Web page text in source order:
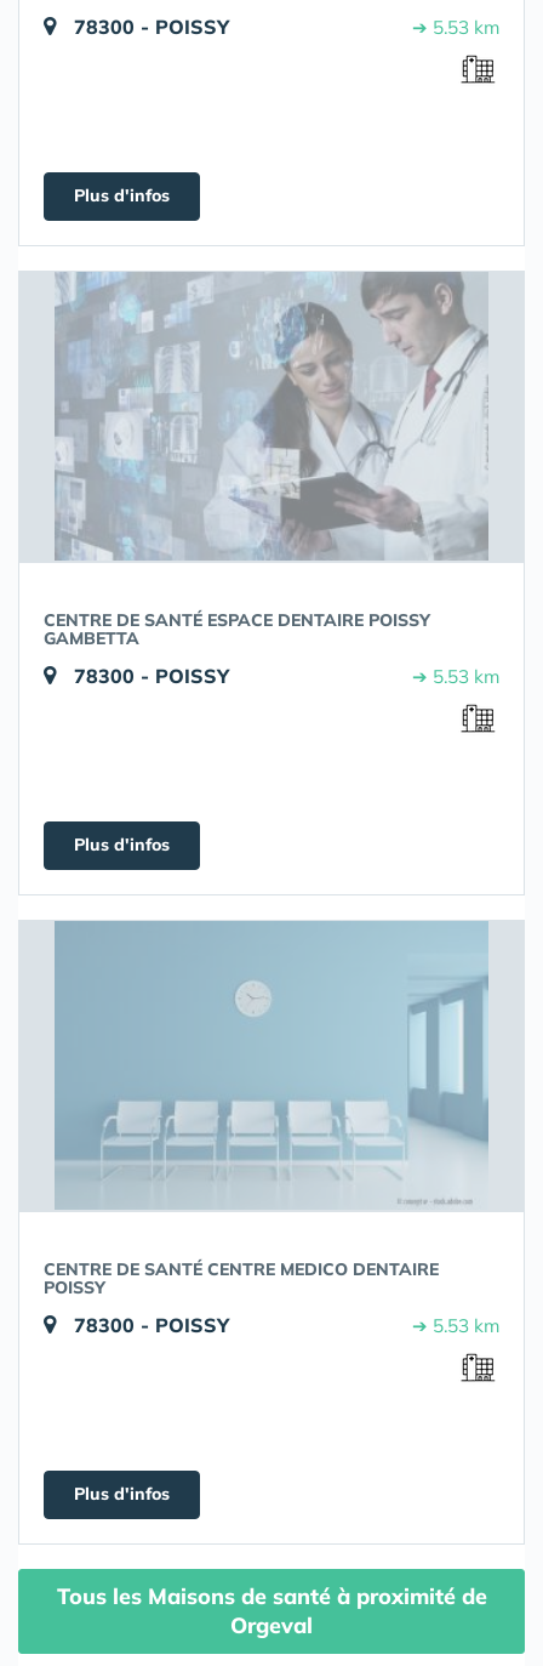
78300 - POISSY ➔ 5.53 km
Plus d'infos
CENTRE DE SANTÉ ESPACE DENTAIRE POISSY
GAMBETTA
78300 - POISSY ➔ 5.53 km
Plus d'infos
CENTRE DE SANTÉ CENTRE MEDICO DENTAIRE
POISSY
78300 - POISSY ➔ 5.53 km
Plus d'infos
Tous les Maisons de santé à proximité de
Orgeval